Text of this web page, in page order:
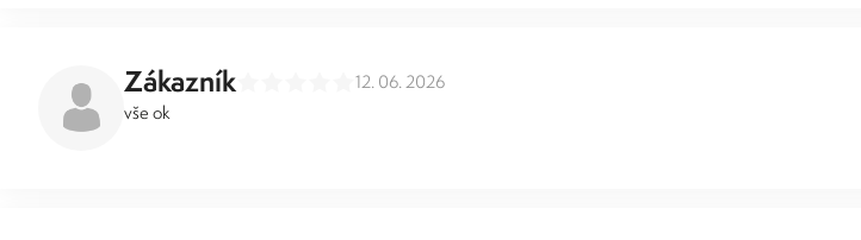
Zákazník 12. 06. 2026
vše ok